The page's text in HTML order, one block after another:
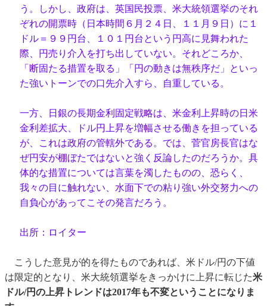
う。しかし、政府は、英国民投票、米大統領選挙のそれ
ぞれの開票時（日本時間６月２４日、１１月９日）に１
ドル＝９９円台、１０１円台という円高に見舞われた
際、円売り介入を打ち出していない。それどころか、
「断固たる措置を取る」「円の動きは無秩序だ」といっ
た強いトーンでの口先介入すら、自重している。
一方、日銀の長期金利固定戦略は、米金利上昇時の日米
金利差拡大、ドル円上昇を増幅させる働きを担っている
が、これは政府の管轄外である。では、菅官房長官はな
ぜ円安が棚ぼたではないと強く反論したのだろうか。具
体的な措置については言葉を濁したものの、恐らく、
我々の目に触れない、水面下での粘り強い外交努力への
自負心があってこその発言だろう。
出所：ロイター
こうした意見が的を得たものであれば、米ドル/円の下値
は限定的となり、米大統領選挙をきっかけに上昇に転じた米
ドル/円の上昇トレンドは2017年も不変ということになりま